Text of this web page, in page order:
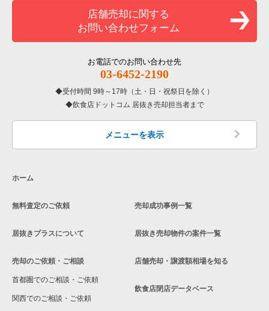
店舗売却に関する
お問い合わせフォーム
お電話でのお問い合わせ先
03-6452-2190
受付時間 9時～17時（土・日・祝祭日を除く）
飲食店ドットコム 居抜き売却担当者まで
メニューを表示
ホーム
無料査定のご依頼
居抜きプラスについて
売却のご依頼・ご相談
首都圏でのご相談・ご依頼
関西でのご相談・ご依頼
売却成功事例一覧
居抜き売却物件の案件一覧
店舗売却・譲渡額相場を知る
飲食店閉店データベース